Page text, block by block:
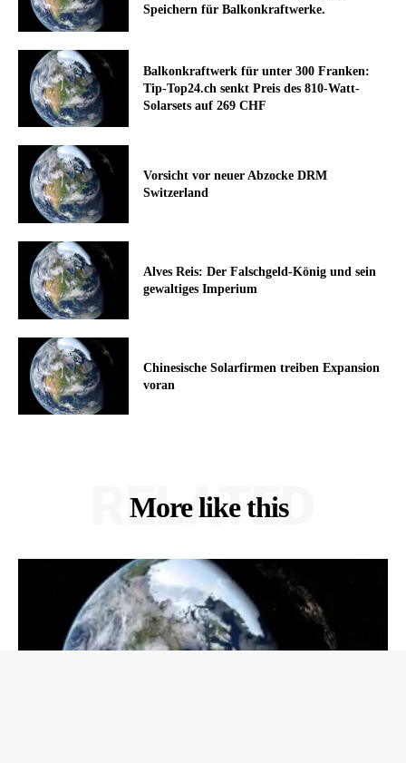
Speichern für Balkonkraftwerke.
Balkonkraftwerk für unter 300 Franken:
Tip-Top24.ch senkt Preis des 810-Watt-
Solarsets auf 269 CHF
Vorsicht vor neuer Abzocke DRM
Switzerland
Alves Reis: Der Falschgeld-König und sein
gewaltiges Imperium
Chinesische Solarfirmen treiben Expansion
voran
More like this
RELATED